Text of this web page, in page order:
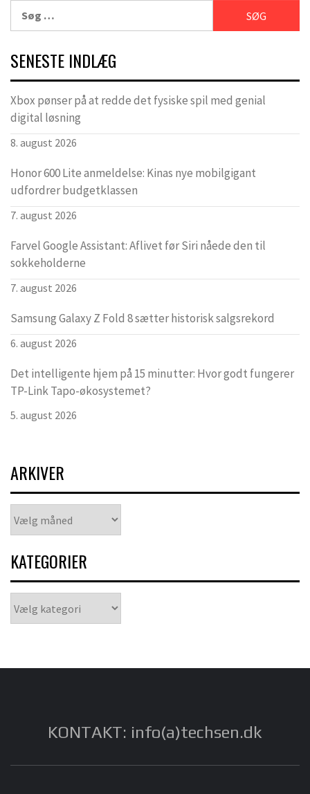
efter:
SENESTE INDLÆG
Xbox pønser på at redde det fysiske spil med genial
digital løsning
8. august 2026
Honor 600 Lite anmeldelse: Kinas nye mobilgigant
udfordrer budgetklassen
7. august 2026
Farvel Google Assistant: Aflivet før Siri nåede den til
sokkeholderne
7. august 2026
Samsung Galaxy Z Fold 8 sætter historisk salgsrekord
6. august 2026
Det intelligente hjem på 15 minutter: Hvor godt fungerer
TP-Link Tapo-økosystemet?
5. august 2026
ARKIVER
KATEGORIER
KONTAKT: info(a)techsen.dk